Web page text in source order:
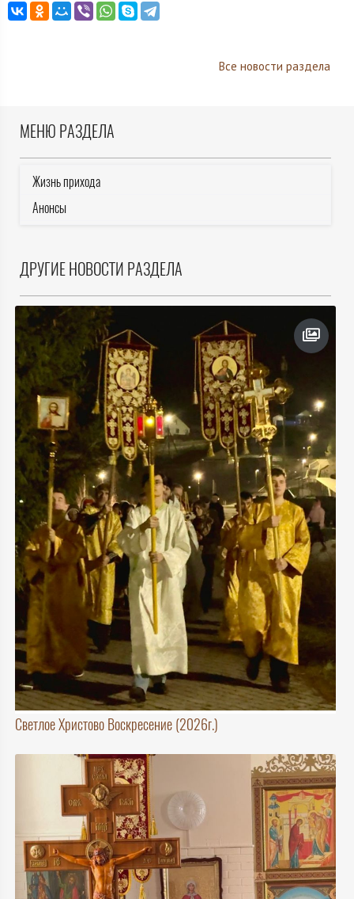
Все новости раздела
МЕНЮ РАЗДЕЛА
Жизнь прихода
Анонсы
ДРУГИЕ НОВОСТИ РАЗДЕЛА
Светлое Христово Воскресение (2026г.)